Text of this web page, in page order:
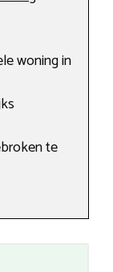
woning in
te